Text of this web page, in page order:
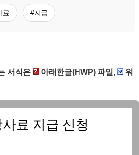
료 #지급
서식은 아래한글(HWP) 파일,
워
사료 지급 신청